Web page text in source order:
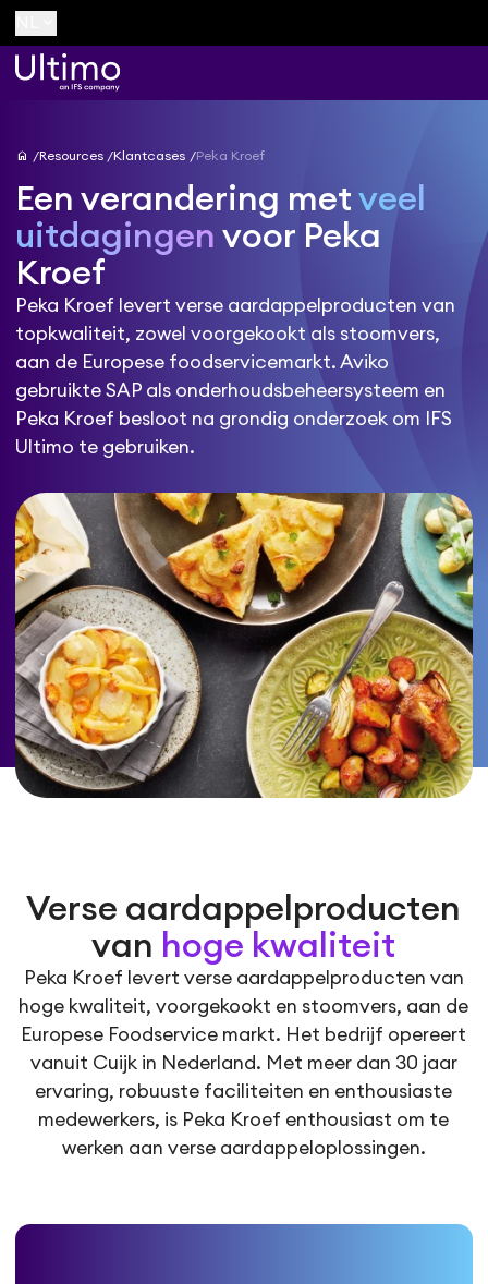
home Resources Klantcases Peka Kroef
Een verandering metveel
uitdagingen voor Peka
Kroef
Peka Kroef levert verse aardappelproducten van
topkwaliteit, zowel voorgekookt als stoomvers,
aan de Europese foodservicemarkt. Aviko
gebruikte SAP als onderhoudsbeheersysteem en
Peka Kroef besloot na grondig onderzoek om IFS
Ultimo te gebruiken.
Verse aardappelproducten
van hoge kwaliteit
Peka Kroef levert verse aardappelproducten van
hoge kwaliteit, voorgekookt en stoomvers, aan de
Europese Foodservice markt. Het bedrijf opereert
vanuit Cuijk in Nederland. Met meer dan 30 jaar
ervaring, robuuste faciliteiten en enthousiaste
medewerkers, is Peka Kroef enthousiast om te
werken aan verse aardappeloplossingen.